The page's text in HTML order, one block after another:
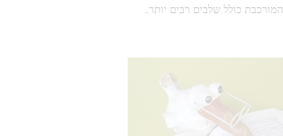
המורכבת כולל שלבים רבים יותר.